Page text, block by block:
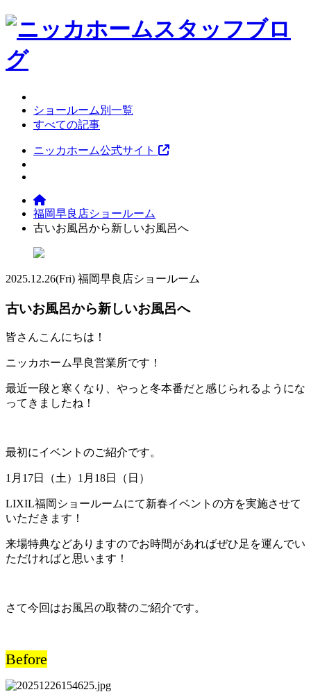
ショールーム別一覧
すべての記事
ニッカホーム公式サイト
福岡早良店ショールーム
古いお風呂から新しいお風呂へ
2025.12.26(Fri) 福岡早良店ショールーム
古いお風呂から新しいお風呂へ
皆さんこんにちは！
ニッカホーム早良営業所です！
最近一段と寒くなり、やっと冬本番だと感じられるようにな
ってきましたね！
最初にイベントのご紹介です。
1月17日（土）1月18日（日）
LIXIL福岡ショールームにて新春イベントの方を実施させて
いただきます！
来場特典などありますのでお時間があればぜひ足を運んでい
ただければと思います！
さて今回はお風呂の取替のご紹介です。
Before